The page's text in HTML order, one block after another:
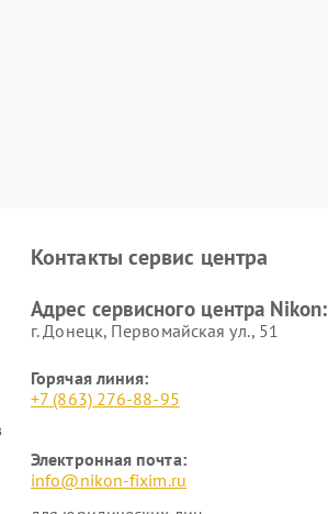
Контакты сервис центра
Адрес сервисного центра Nikon:
г. Донецк, Первомайская ул., 51
Горячая линия:
+7 (863) 276-88-95
Электронная почта:
info@nikon-fixim.ru